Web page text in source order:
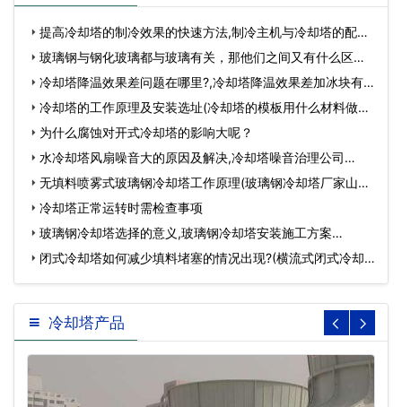
提高冷却塔的制冷效果的快速方法,制冷主机与冷却塔的配
置…玻璃钢与钢化玻璃都与玻璃有关，那他们之间又有什么区别
呢,玻…
冷却塔降温效果差问题在哪里?,冷却塔降温效果差加冰块有
用…冷却塔的工作原理及安装选址(冷却塔的模板用什么材料做成
的…为什么腐蚀对开式冷却塔的影响大呢？
水冷却塔风扇噪音大的原因及解决,冷却塔噪音治理公司…
无填料喷雾式玻璃钢冷却塔工作原理(玻璃钢冷却塔厂家山东
鹏…冷却塔正常运转时需检查事项
玻璃钢冷却塔选择的意义,玻璃钢冷却塔安装施工方案…
闭式冷却塔如何减少填料堵塞的情况出现?(横流式闭式冷却
塔)…
冷却塔产品